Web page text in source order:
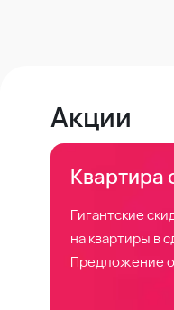
Акции
Квартира
Гигантские
на квартиры в
Предложение